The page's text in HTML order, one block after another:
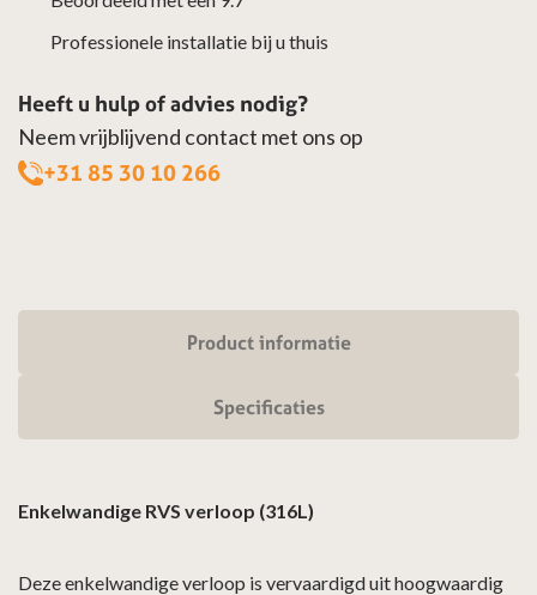
Professionele installatie bij u thuis
Heeft u hulp of advies nodig?
Neem vrijblijvend contact met ons op
+31 85 30 10 266
Product informatie
Specificaties
Enkelwandige RVS verloop (316L)
Deze enkelwandige verloop is vervaardigd uit hoogwaardig